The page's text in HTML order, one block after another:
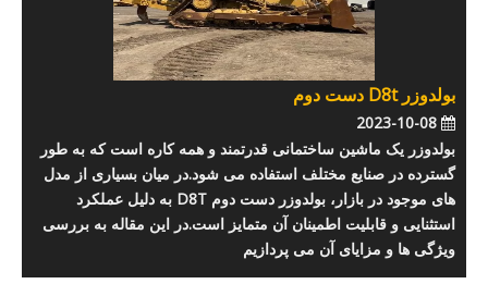
بولدوزر D8t دست دوم
بولدوزر یک ماشین ساختمانی قدرتمند و همه کاره است که به طور
گسترده در صنایع مختلف استفاده می شود.در میان بسیاری از مدل
های موجود در بازار، بولدوزر دست دوم D8T به دلیل عملکرد
استثنایی و قابلیت اطمینان آن متمایز است.در این مقاله به بررسی
ویژگی ها و مزایای آن می پردازیم